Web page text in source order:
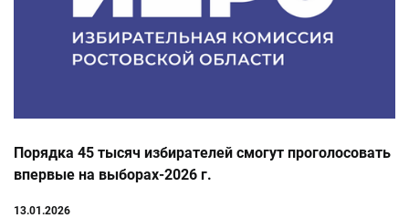
Порядка 45 тысяч избирателей смогут проголосовать
впервые на выборах-2026 г.
13.01.2026